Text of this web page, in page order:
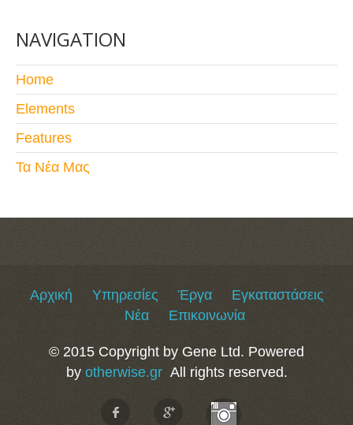
NAVIGATION
Home
Elements
Features
Τα Νέα Μας
Αρχική Υπηρεσίες Έργα
Εγκαταστάσεις
Νέα
Επικοινωνία
© 2015 Copyright by Gene Ltd. Powered
by otherwise.grAll rights reserved.